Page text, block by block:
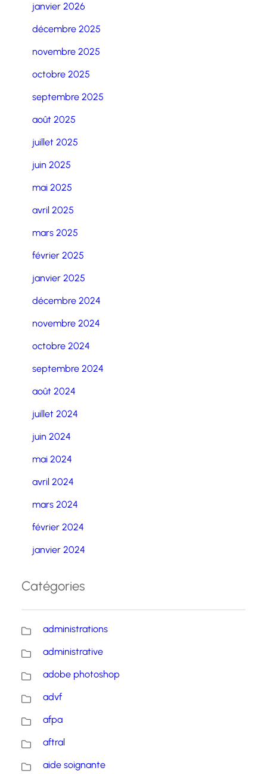
janvier 2026
décembre 2025
novembre 2025
octobre 2025
septembre 2025
août 2025
juillet 2025
juin 2025
mai 2025
avril 2025
mars 2025
février 2025
janvier 2025
décembre 2024
novembre 2024
octobre 2024
septembre 2024
août 2024
juillet 2024
juin 2024
mai 2024
avril 2024
mars 2024
février 2024
janvier 2024
Catégories
administrations
administrative
adobe photoshop
advf
afpa
aftral
aide soignante